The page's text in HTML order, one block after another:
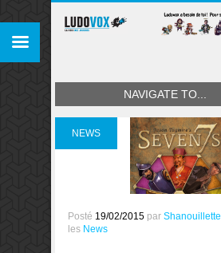
NAVIGATE TO...
NEWS
Posté 19/02/2015 par Shanouillette
les News